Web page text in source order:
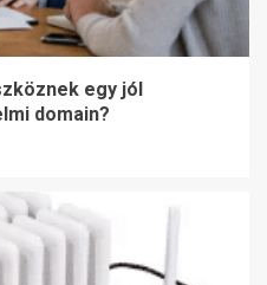
egy jól
domain?